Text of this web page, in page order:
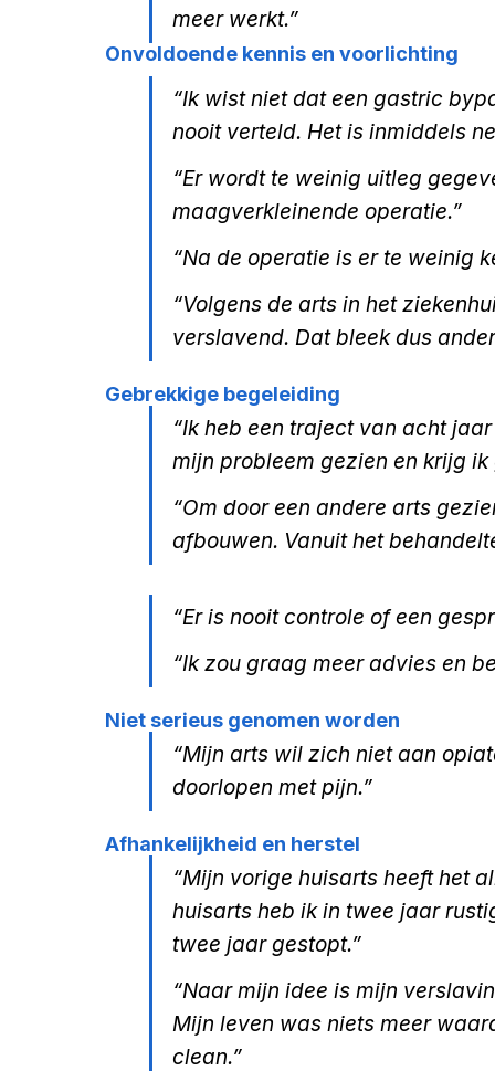
meer werkt.”
Onvoldoende kennis en voorlichting
“Ik wist niet dat een gastric
nooit verteld. Het is inmiddels
“Er wordt te weinig uitleg
maagverkleinende operatie.”
“Na de operatie is er te weinig
“Volgens de arts in het
verslavend. Dat bleek dus
Gebrekkige begeleiding
“Ik heb een traject van acht
mijn probleem gezien en krijg
“Om door een andere arts
afbouwen. Vanuit het
“Er is nooit controle of een
“Ik zou graag meer advies en
Niet serieus genomen worden
“Mijn arts wil zich niet aan
doorlopen met pijn.”​
Afhankelijkheid en herstel
“Mijn vorige huisarts heeft het
huisarts heb ik in twee jaar
twee jaar gestopt.”
“Naar mijn idee is mijn
Mijn leven was niets meer
clean.”